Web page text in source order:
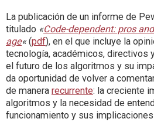
La publicación de un informe de
titulado «Code-dependent: pros
age«(pdf), en el que incluye la
tecnología, académicos, directivos
el futuro de los algoritmos y su
da oportunidad de volver a
de manera recurrente: la creciente
algoritmos y la necesidad de
funcionamiento y sus